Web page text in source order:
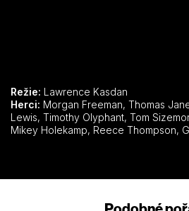
Režie: Lawrence Kasdan
Herci:
Lewis, Timothy Olyphant, Tom Sizemore, Donnie Wahlberg,